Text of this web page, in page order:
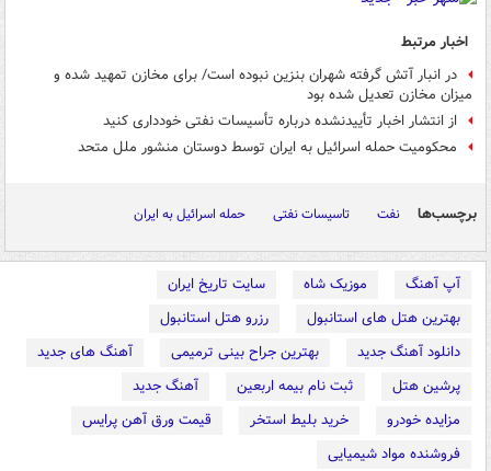
اخبار مرتبط
در انبار آتش گرفته شهران بنزین نبوده است/ برای مخازن تمهید شده و
میزان مخازن تعدیل شده بود
از انتشار اخبار تأییدنشده درباره تأسیسات نفتی خودداری کنید
محکومیت حمله اسرائیل به ایران توسط دوستان منشور ملل متحد
برچسب‌ها نفت تاسیسات نفتی حمله اسرائیل به ایران
آپ آهنگ موزیک شاه
سایت تاریخ ایران
بهترین هتل های استانبول
رزرو هتل استانبول
دانلود آهنگ جدید
بهترین جراح بینی ترمیمی
آهنگ های جدید
پرشین هتل
ثبت نام بیمه اربعین
آهنگ جدید
مزایده خودرو
خرید بلیط استخر
قیمت ورق آهن پرایس
فروشنده مواد شیمیایی